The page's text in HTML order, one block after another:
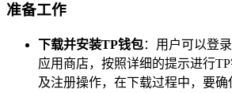
准备工作
下载并安装TP钱包：用户可以登
应用商店，按照详细的提示进行
及注册操作，在下载过程中，要确